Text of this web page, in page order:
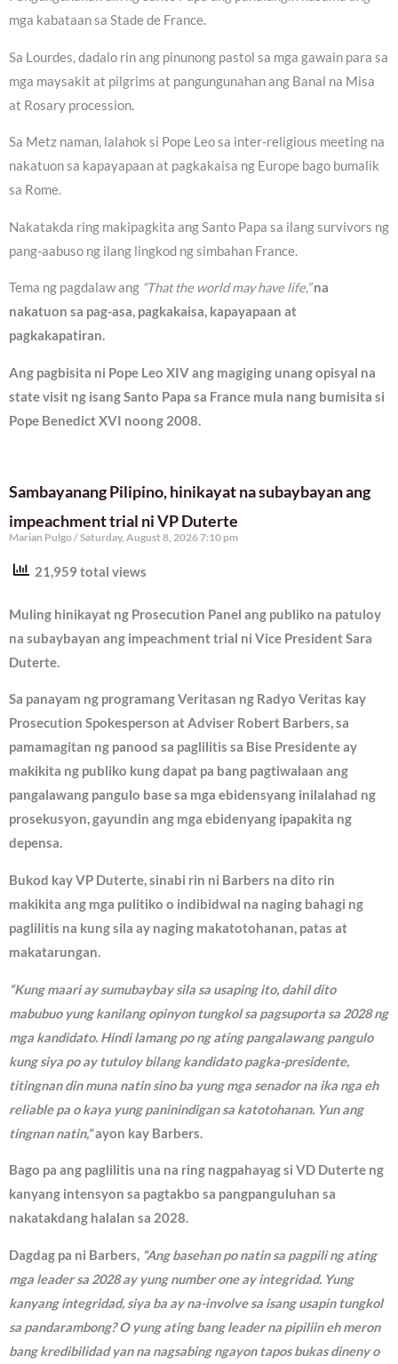
mga kabataan sa Stade de France.
Sa Lourdes, dadalo rin ang pinunong pastol sa mga gawain para sa
mga maysakit at pilgrims at pangungunahan ang Banal na Misa
at Rosary procession.
Sa Metz naman, lalahok si Pope Leo sa inter-religious meeting na
nakatuon sa kapayapaan at pagkakaisa ng Europe bago bumalik
sa Rome.
Nakatakda ring makipagkita ang Santo Papa sa ilang survivors ng
pang-aabuso ng ilang lingkod ng simbahan France.
Tema ng pagdalaw ang “That the world may have life,”na
nakatuon sa pag-asa, pagkakaisa, kapayapaan at
pagkakapatiran.
Ang pagbisita ni Pope Leo XIV ang magiging unang opisyal na
state visit ng isang Santo Papa sa France mula nang bumisita si
Pope Benedict XVI noong 2008.
Sambayanang Pilipino, hinikayat na subaybayan ang
impeachment trial ni VP Duterte
Marian Pulgo Saturday, August 8, 2026 7:10 pm
21,959 total views
Muling hinikayat ng Prosecution Panel ang publiko na patuloy
na subaybayan ang impeachment trial ni Vice President Sara
Duterte.
Sa panayam ng programang Veritasan ng Radyo Veritas kay
Prosecution Spokesperson at Adviser Robert Barbers, sa
pamamagitan ng panood sa paglilitis sa Bise Presidente ay
makikita ng publiko kung dapat pa bang pagtiwalaan ang
pangalawang pangulo base sa mga ebidensyang inilalahad ng
prosekusyon, gayundin ang mga ebidenyang ipapakita ng
depensa.
Bukod kay VP Duterte, sinabi rin ni Barbers na dito rin
makikita ang mga pulitiko o indibidwal na naging bahagi ng
paglilitis na kung sila ay naging makatotohanan, patas at
makatarungan.
“Kung maari ay sumubaybay sila sa usaping ito, dahil dito
mabubuo yung kanilang opinyon tungkol sa pagsuporta sa 2028 ng
mga kandidato. Hindi lamang po ng ating pangalawang pangulo
kung siya po ay tutuloy bilang kandidato pagka-presidente,
titingnan din muna natin sino ba yung mga senador na ika nga eh
reliable pa o kaya yung paninindigan sa katotohanan. Yun ang
tingnan natin,”ayon kay Barbers.
Bago pa ang paglilitis una na ring nagpahayag si VD Duterte ng
kanyang intensyon sa pagtakbo sa pangpanguluhan sa
nakatakdang halalan sa 2028.
Dagdag pa ni Barbers, “Ang basehan po natin sa pagpili ng ating
mga leader sa 2028 ay yung number one ay integridad. Yung
kanyang integridad, siya ba ay na-involve sa isang usapin tungkol
sa pandarambong? O yung ating bang leader na pipiliin eh meron
bang kredibilidad yan na nagsabing ngayon tapos bukas dineny o